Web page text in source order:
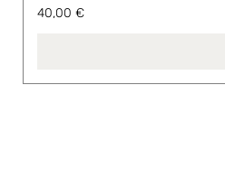
Prix
40,00 €